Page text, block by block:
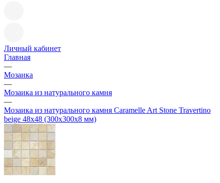
Личный кабинет
Главная
—
Мозаика
—
Мозаика из натурального камня
—
Мозаика из натурального камня Caramelle Art Stone Travertino
beige 48х48 (300х300х8 мм)